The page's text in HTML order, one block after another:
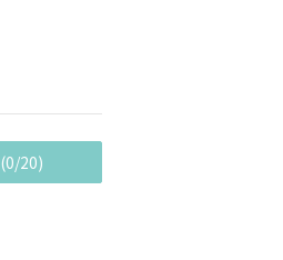
(0/20)